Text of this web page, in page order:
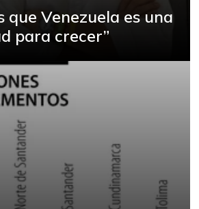
que Venezuela es una
para crecer”